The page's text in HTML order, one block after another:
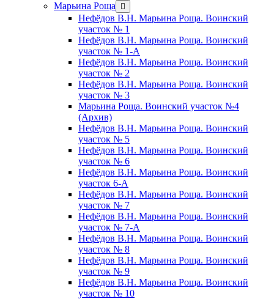
Марьина Роща
открыть
меню
Нефёдов В.Н. Марьина Роща. Воинский
участок № 1
Нефёдов В.Н. Марьина Роща. Воинский
участок № 1-А
Нефёдов В.Н. Марьина Роща. Воинский
участок № 2
Нефёдов В.Н. Марьина Роща. Воинский
участок № 3
Марьина Роща. Воинский участок №4
(Архив)
Нефёдов В.Н. Марьина Роща. Воинский
участок № 5
Нефёдов В.Н. Марьина Роща. Воинский
участок № 6
Нефёдов В.Н. Марьина Роща. Воинский
участок 6-А
Нефёдов В.Н. Марьина Роща. Воинский
участок № 7
Нефёдов В.Н. Марьина Роща. Воинский
участок № 7-А
Нефёдов В.Н. Марьина Роща. Воинский
участок № 8
Нефёдов В.Н. Марьина Роща. Воинский
участок № 9
Нефёдов В.Н. Марьина Роща. Воинский
участок № 10